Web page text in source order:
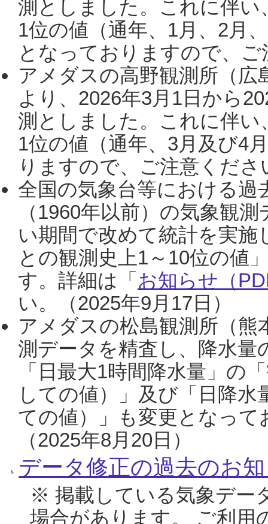
測としました。これに伴い
1位の値（通年、1月、2月
となっておりますので、
アメダスの高野観測所（
より、2026年3月1日から
測としました。これに伴い
1位の値（通年、3月及び4
りますので、ご注意くだ
全国の気象台等における過
（1960年以前）の気象観
い期間で改めて統計を実
との観測史上1～10位の値
す。詳細は「 お知らせ（
い。（2025年9月17日）
アメダスの松島観測所（熊
測データを精査し、降水
「日最大1時間降水量」の
しての値）」及び「日降
ての値）」も変更となっ
（2025年8月20日）
データ修正の過去のお
※ 掲載している気象デー
場合があります。 ご利用